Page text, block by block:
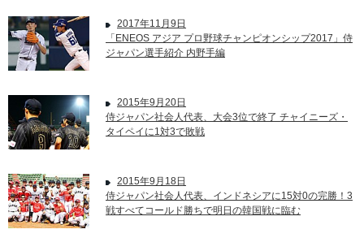
2017年11月9日
「ENEOS アジア プロ野球チャンピオンシップ2017」侍
ジャパン選手紹介 内野手編
2015年9月20日
侍ジャパン社会人代表、大会3位で終了 チャイニーズ・
タイペイに1対3で敗戦
2015年9月18日
侍ジャパン社会人代表、インドネシアに15対0の完勝！3
戦すべてコールド勝ちで明日の韓国戦に臨む